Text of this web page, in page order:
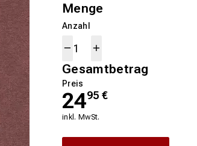
Menge
Anzahl
Gesamtbetrag
Preis
2495 €
inkl. MwSt.